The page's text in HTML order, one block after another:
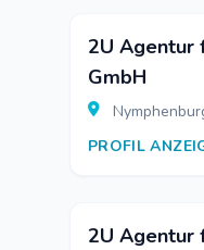
2U Agentur
GmbH
PROFIL
2U Agentur